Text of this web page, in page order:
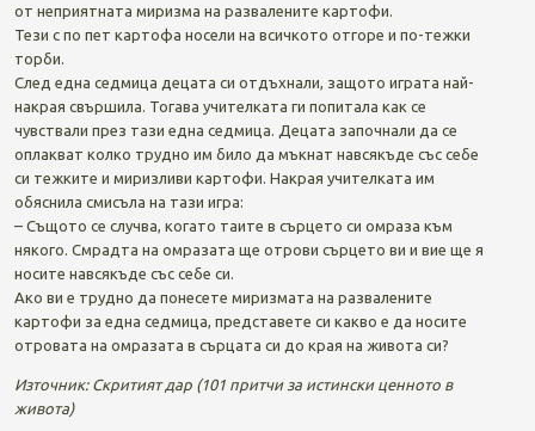
от неприятната миризма на развалените картофи.
Тези с по пет картофа носели на всичкото отгоре и по-тежки
торби.
След една седмица децата си отдъхнали, защото играта най-
накрая свършила. Тогава учителката ги попитала как се
чувствали през тази една седмица. Децата започнали да се
оплакват колко трудно им било да мъкнат навсякъде със себе
си тежките и миризливи картофи. Накрая учителката им
обяснила смисъла на тази игра:
– Същото се случва, когато таите в сърцето си омраза към
някого. Смрадта на омразата ще отрови сърцето ви и вие ще я
носите навсякъде със себе си.
Ако ви е трудно да понесете миризмата на развалените
картофи за една седмица, представете си какво е да носите
отровата на омразата в сърцата си до края на живота си?
Източник: Скритият дар (101 притчи за истински ценното в
живота)